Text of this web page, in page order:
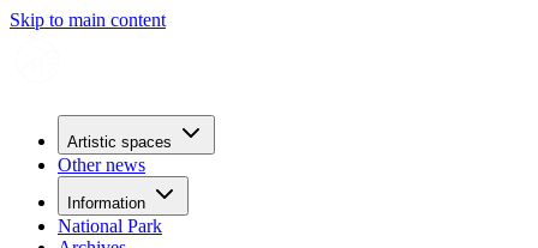
Skip to main content
Artistic spaces
Other news
Information
National Park